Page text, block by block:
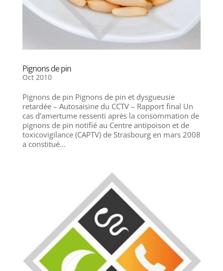
Pignons de pin
Oct 2010
Pignons de pin Pignons de pin et dysgueusie
retardée – Autosaisine du CCTV – Rapport final Un
cas d’amertume ressenti après la consommation de
pignons de pin notifié au Centre antipoison et de
toxicovigilance (CAPTV) de Strasbourg en mars 2008
a constitué...